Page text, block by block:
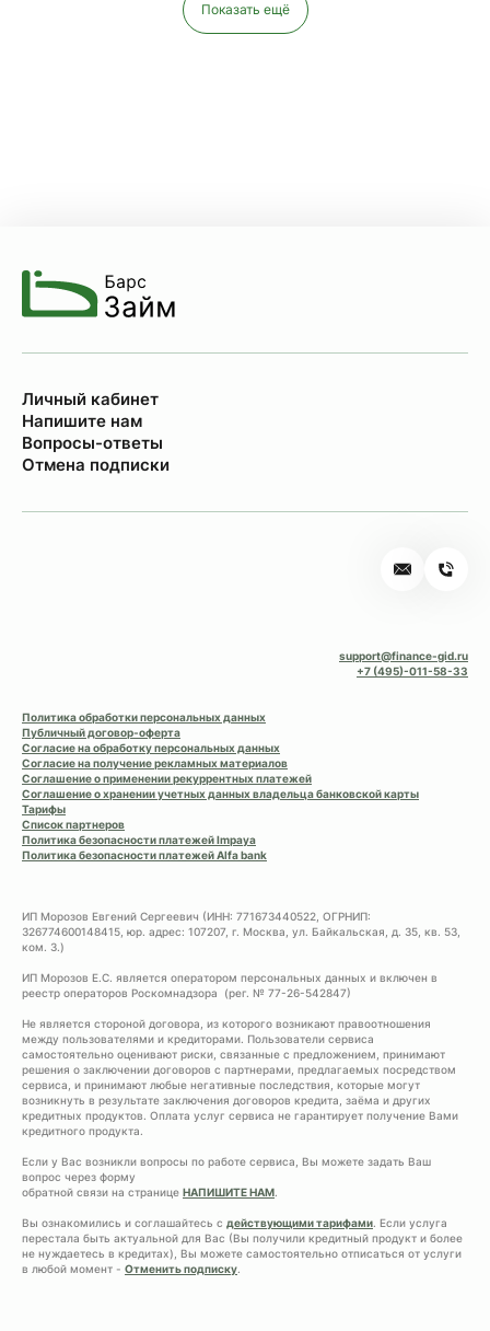
Показать ещё
Личный кабинет
Напишите нам
Вопросы-ответы
Отмена подписки
support@finance-gid.ru
+7 (495)-011-58-33
Политика обработки персональных данных
Публичный договор-оферта
Согласие на обработку персональных данных
Согласие на получение рекламных материалов
Соглашение о применении рекуррентных платежей
Соглашение о хранении учетных данных владельца банковской карты
Тарифы
Список партнеров
Политика безопасности платежей Impaya
Политика безопасности платежей Alfa bank
ИП Морозов Евгений Сергеевич (ИНН: 771673440522, ОГРНИП:
326774600148415, юр. адрес: 107207, г. Москва, ул. Байкальская, д. 35, кв. 53,
ком. 3.)
ИП Морозов Е.С. является оператором персональных данных и включен в
реестр операторов Роскомнадзора (рег. № 77-26-542847)
Не является стороной договора, из которого возникают правоотношения
между пользователями и кредиторами. Пользователи сервиса
самостоятельно оценивают риски, связанные с предложением, принимают
решения о заключении договоров с партнерами, предлагаемых посредством
сервиса, и принимают любые негативные последствия, которые могут
возникнуть в результате заключения договоров кредита, заёма и других
кредитных продуктов. Оплата услуг сервиса не гарантирует получение Вами
кредитного продукта.
Если у Вас возникли вопросы по работе сервиса, Вы можете задать Ваш
вопрос через форму
обратной связи на странице НАПИШИТЕ НАМ.
Вы ознакомились и соглашайтесь с действующими тарифами. Если услуга
перестала быть актуальной для Вас (Вы получили кредитный продукт и более
не нуждаетесь в кредитах), Вы можете самостоятельно отписаться от услуги
в любой момент - Отменить подписку.